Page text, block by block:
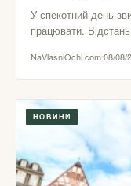
У спекотний день
працювати.
NaVlasniOchi.com08/08/
НОВИНИ